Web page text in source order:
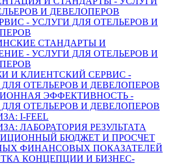
И ДЕВЕЛОПЕРОВ
- УСЛУГИ ДЛЯ ОТЕЛЬЕРОВ И
СТАНДАРТЫ И
- УСЛУГИ ДЛЯ ОТЕЛЬЕРОВ И
И КЛИЕНТСКИЙ СЕРВИС -
ОТЕЛЬЕРОВ И ДЕВЕЛОПЕРОВ
ЭФФЕКТИВНОСТЬ -
ОТЕЛЬЕРОВ И ДЕВЕЛОПЕРОВ
I-FEEL
ЛАБОРАТОРИЯ РЕЗУЛЬТАТА
БЮДЖЕТ И ПРОСЧЕТ
ФИНАНСОВЫХ ПОКАЗАТЕЛЕЙ
КОНЦЕПЦИИ И БИЗНЕС-